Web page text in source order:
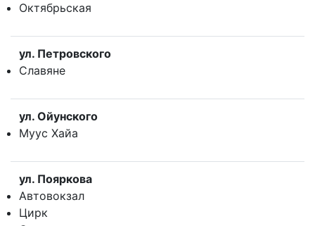
Октябрьская
ул. Петровского
Славяне
ул. Ойунского
Муус Хайа
ул. Пояркова
Автовокзал
Цирк